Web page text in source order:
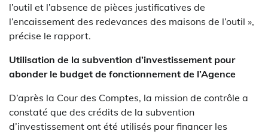
l’outil et l’absence de pièces justificatives de
l’encaissement des redevances des maisons de l’outil »,
précise le rapport.
Utilisation de la subvention d’investissement pour
abonder le budget de fonctionnement de l’Agence
D’après la Cour des Comptes, la mission de contrôle a
constaté que des crédits de la subvention
d’investissement ont été utilisés pour financer les